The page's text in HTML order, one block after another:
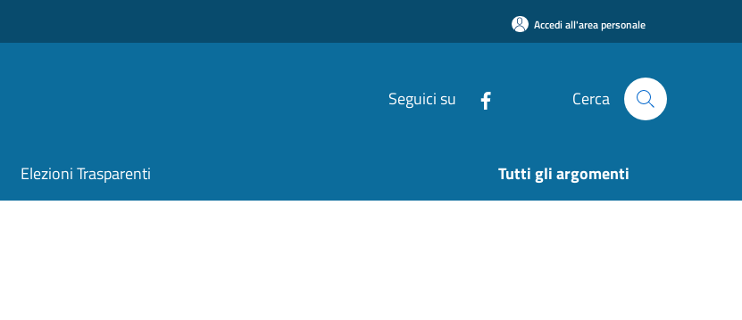
Accedi all'area personale
Seguici su Cerca
Elezioni Trasparenti Tutti gli argomenti